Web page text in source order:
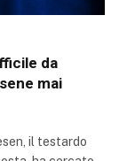
da
mai
il testardo